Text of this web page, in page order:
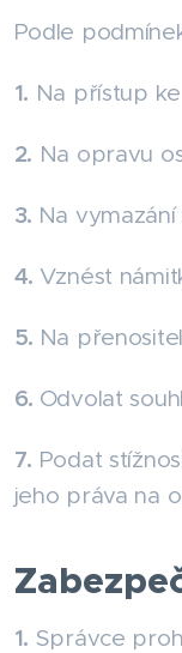
Podle
1. Na přístup
2. Na opravu
3. Na
4. Vznést
5. Na
6. Odvolat
7. Podat
jeho práva na
1. Správce